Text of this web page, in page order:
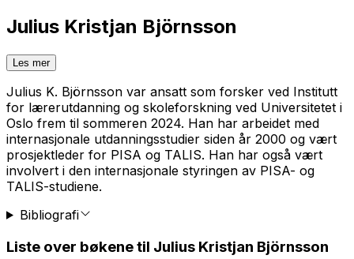
Julius Kristjan Björnsson
Les mer
Julius K. Björnsson var ansatt som forsker ved Institutt
for lærerutdanning og skoleforskning ved Universitetet i
Oslo frem til sommeren 2024. Han har arbeidet med
internasjonale utdanningsstudier siden år 2000 og vært
prosjektleder for PISA og TALIS. Han har også vært
involvert i den internasjonale styringen av PISA- og
TALIS-studiene.
Bibliografi
Liste over bøkene til Julius Kristjan Björnsson